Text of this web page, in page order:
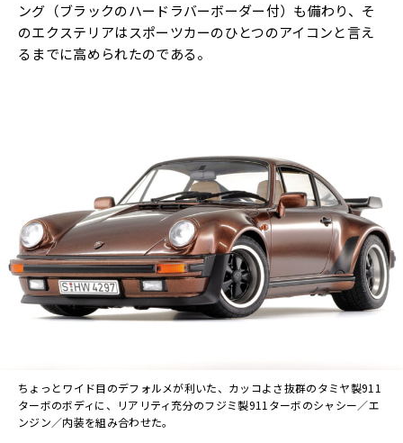
ング（ブラックのハードラバーボーダー付）も備わり、そ
のエクステリアはスポーツカーのひとつのアイコンと言え
るまでに高められたのである。
ちょっとワイド目のデフォルメが利いた、カッコよさ抜群のタミヤ製911
ターボのボディに、リアリティ充分のフジミ製911ターボのシャシー／エ
ンジン／内装を組み合わせた。